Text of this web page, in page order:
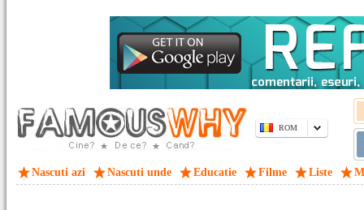
ROM
Nascuti azi Nascuti unde Educatie Filme Liste